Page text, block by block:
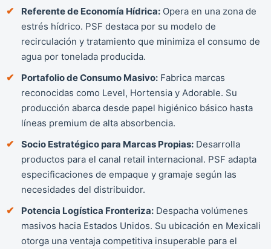
Referente de Economía Hídrica: Opera en una zona de
estrés hídrico. PSF destaca por su modelo de
recirculación y tratamiento que minimiza el consumo de
agua por tonelada producida.
Portafolio de Consumo Masivo: Fabrica marcas
reconocidas como Level, Hortensia y Adorable. Su
producción abarca desde papel higiénico básico hasta
líneas premium de alta absorbencia.
Socio Estratégico para Marcas Propias: Desarrolla
productos para el canal retail internacional. PSF adapta
especificaciones de empaque y gramaje según las
necesidades del distribuidor.
Potencia Logística Fronteriza: Despacha volúmenes
masivos hacia Estados Unidos. Su ubicación en Mexicali
otorga una ventaja competitiva insuperable para el